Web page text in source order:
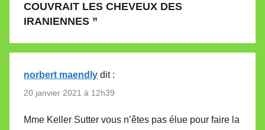
COUVRAIT LES CHEVEUX DES
IRANIENNES ”
norbert maendly dit :
20 janvier 2021 à 12h39
Mme Keller Sutter vous n’êtes pas élue pour faire la